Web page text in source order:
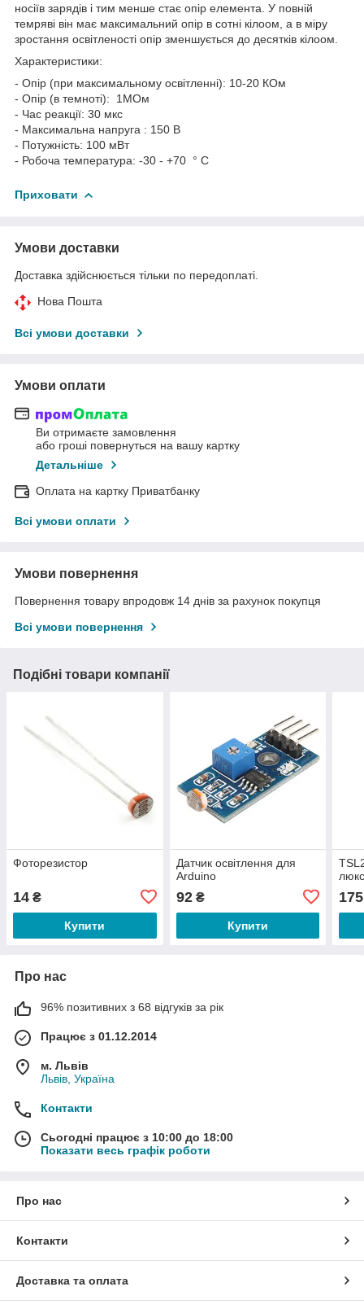
носіїв зарядів і тим менше стає опір елемента. У повній
темряві він має максимальний опір в сотні кілоом, а в міру
зростання освітленості опір зменшується до десятків кілоом.
Характеристики:
- Опір (при максимальному освітленні): 10-20 КОм
- Опір (в темноті): 1МОм
- Час реакції: 30 мкс
- Максимальна напруга : 150 В
- Потужність: 100 мВт
- Робоча температура: -30 - +70 ° C
Приховати
Умови доставки
Доставка здійснюється тільки по передоплаті.
Нова Пошта
Всі умови доставки
Умови оплати
Ви отримаєте замовлення
або гроші повернуться на вашу картку
Детальніше
Оплата на картку Приватбанку
Всі умови оплати
Умови повернення
Повернення товару впродовж 14 днів за рахунок покупця
Всі умови повернення
Подібні товари компанії
Фоторезистор
14 ₴
Купити
Датчик освітлення для
Arduino
92₴
Купити
175
Про нас
96% позитивних з 68 відгуків за рік
Працює з 01.12.2014
м. Львів
Львів, Україна
Контакти
Сьогодні працює з 10:00 до 18:00
Показати весь графік роботи
Про нас
Контакти
Доставка та оплата